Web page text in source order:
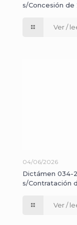
s/Concesión de
Ver /
04/06/2026
Dictámen 034-
s/Contratación
Ver /